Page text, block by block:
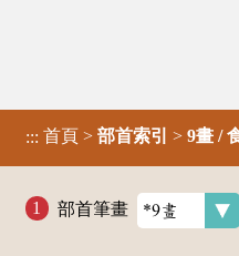
::: 首頁 > 部首索引 > 9畫 /
部首筆畫